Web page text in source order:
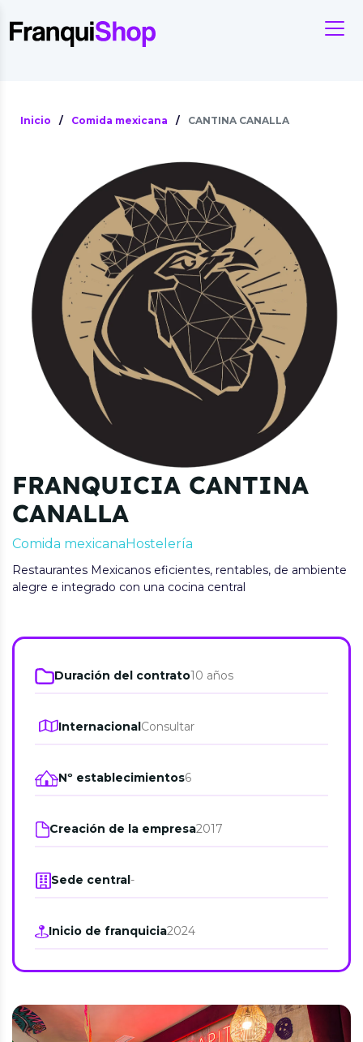
Inicio / Comida mexicana / CANTINA CANALLA
FRANQUICIA CANTINA
CANALLA
Comida mexicanaHostelería
Restaurantes Mexicanos eficientes, rentables, de ambiente
alegre e integrado con una cocina central
Duración del contrato10 años
InternacionalConsultar
Nº establecimientos6
Creación de la empresa2017
Sede central-
Inicio de franquicia2024